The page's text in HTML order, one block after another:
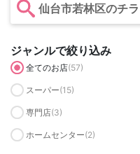
仙台市若林区のチ
ジャンルで絞り込み
全てのお店(57)
スーパー(15)
専門店(3)
ホームセンター(2)